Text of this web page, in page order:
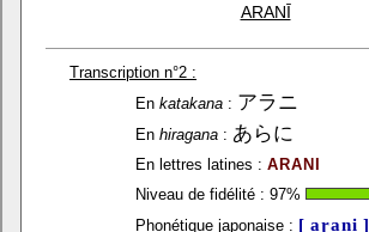
ARANĪ
Transcription n°2 :
En katakana : アラニ
En hiragana : あらに
En lettres latines : ARANI
Niveau de fidélité : 97%
Phonétique japonaise : [ aɽani ]